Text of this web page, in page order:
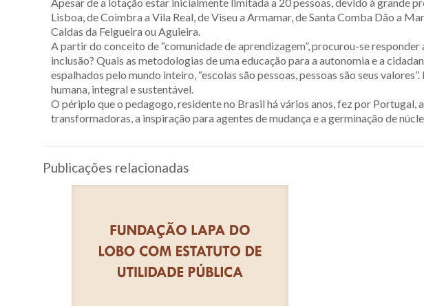
Lisboa, de Coimbra a Vila Real, de Viseu a Armamar, de Santa Comba Dão a
Caldas da Felgueira ou Aguieira.
A partir do conceito de “comunidade de aprendizagem”, procurou-se
inclusão? Quais as metodologias de uma educação para a autonomia e a
espalhados pelo mundo inteiro, “escolas são pessoas, pessoas são seus
humana, integral e sustentável.
O périplo que o pedagogo, residente no Brasil há vários anos, fez por
transformadoras, a inspiração para agentes de mudança e a germinação de
Publicações relacionadas